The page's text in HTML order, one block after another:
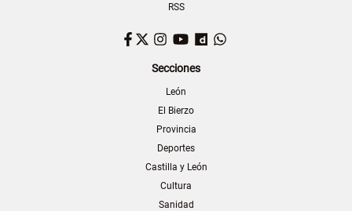
RSS
Facebook
TwitterInstagram
YouTubeDailymotion
Secciones
León
El Bierzo
Provincia
Deportes
Castilla y León
Cultura
Sanidad